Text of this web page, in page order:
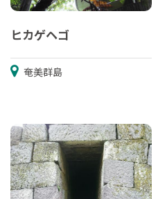
ヒカゲヘゴ
奄美群島